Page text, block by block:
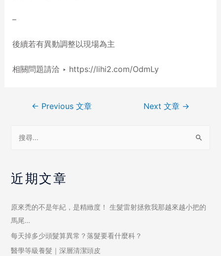
–
後續若有異動調整以現場為主
相關問題請洽 ‣ https://lihi2.com/OdmLy
← Previous 文章 Next 文章 →
近期文章
原來禿的不是年紀，是精緻度！ 生髮雷射拯救我那越來越小把的
馬尾…
每天掉多少頭髮算異常？落髮要看什麼科？
醫學等級養髮｜深層清潔頭皮